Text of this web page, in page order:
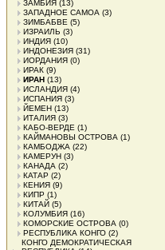
ЗАМБИЯ (13)
ЗАПАДНОЕ САМОА (3)
ЗИМБАБВЕ (5)
ИЗРАИЛЬ (3)
ИНДИЯ (10)
ИНДОНЕЗИЯ (31)
ИОРДАНИЯ (0)
ИРАК (9)
ИРАН (13)
ИСЛАНДИЯ (4)
ИСПАНИЯ (3)
ЙЕМЕН (13)
ИТАЛИЯ (3)
КАБО-ВЕРДЕ (1)
КАЙМАНОВЫ ОСТРОВА (1)
КАМБОДЖА (22)
КАМЕРУН (3)
КАНАДА (2)
КАТАР (2)
КЕНИЯ (9)
КИПР (1)
КИТАЙ (5)
КОЛУМБИЯ (16)
КОМОРСКИЕ ОСТРОВА (0)
РЕСПУБЛИКА КОНГО (2)
КОНГО ДЕМОКРАТИЧЕСКАЯ